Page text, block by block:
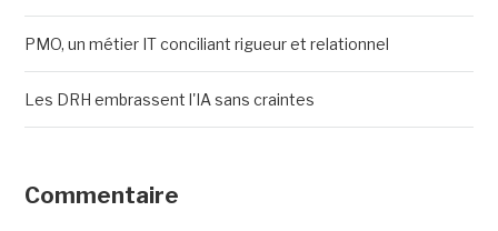
PMO, un métier IT conciliant rigueur et relationnel
Les DRH embrassent l'IA sans craintes
Commentaire